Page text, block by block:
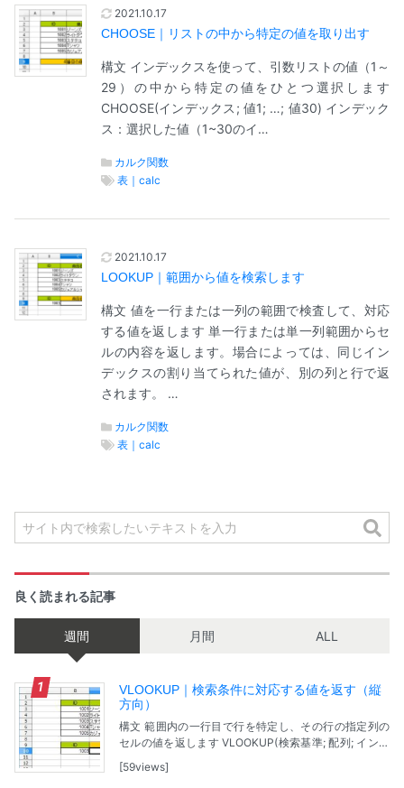
2021.10.17
CHOOSE｜リストの中から特定の値を取り出す
構文 インデックスを使って、引数リストの値（1～
29）の中から特定の値をひとつ選択します
CHOOSE(インデックス; 値1; …; 値30) インデック
ス：選択した値（1~30のイ…
カルク関数
表｜calc
2021.10.17
LOOKUP｜範囲から値を検索します
構文 値を一行または一列の範囲で検査して、対応
する値を返します 単一行または単一列範囲からセ
ルの内容を返します。場合によっては、同じイン
デックスの割り当てられた値が、別の列と行で返
されます。 …
カルク関数
表｜calc
良く読まれる記事
週間 月間 ALL
VLOOKUP｜検索条件に対応する値を返す（縦
方向）
構文 範囲内の一行目で行を特定し、その行の指定列の
セルの値を返します VLOOKUP(検索基準; 配列; インデ
ックス; データ順序) 検索基準：1列目で検索する値。 配
列：関数の対象となる範囲。 イ...
59views